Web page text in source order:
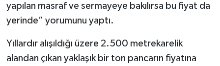
yapılan masraf ve sermayeye bakılırsa bu fiyat da
yerinde” yorumunu yaptı.
Yıllardır alışıldığı üzere 2.500 metrekarelik
alandan çıkan yaklaşık bir ton pancarın fiyatına